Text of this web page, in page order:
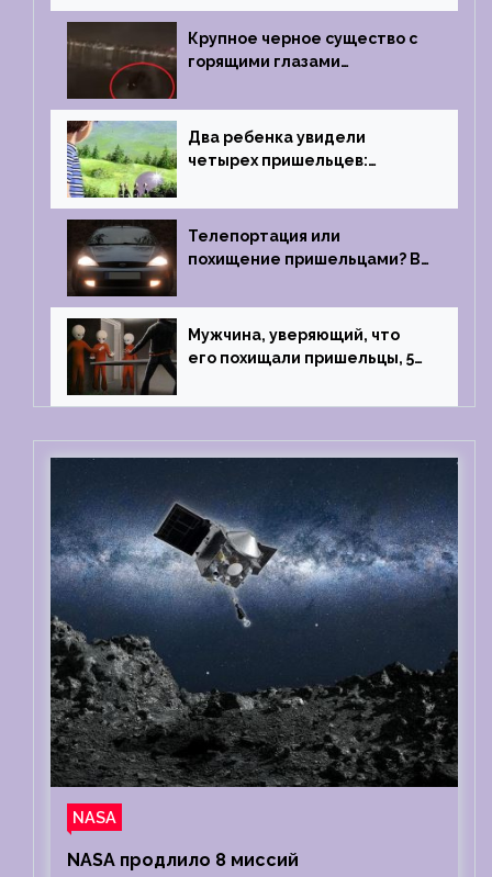
Крупное черное существо с
горящими глазами
Два ребенка увидели
четырех пришельцев:
1967 году
Телепортация или
похищение пришельцами? В
случай произошел с семьей
из Аргентины
Мужчина, уверяющий, что
его похищали пришельцы, 5
тест на детекторе лжи
NASA
NASA продлило 8 миссий